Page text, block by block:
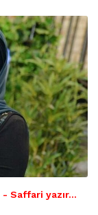
- Saffari yazır…